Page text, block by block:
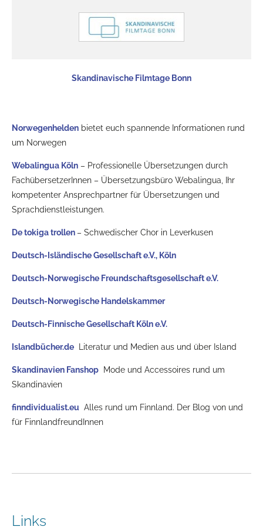
Skandinavische Filmtage Bonn
Norwegenhelden bietet euch spannende Informationen rund
um Norwegen
Webalingua Köln – Professionelle Übersetzungen durch
FachübersetzerInnen – Übersetzungsbüro Webalingua, Ihr
kompetenter Ansprechpartner für Übersetzungen und
Sprachdienstleistungen.
De tokiga trollen – Schwedischer Chor in Leverkusen
Deutsch-Isländische Gesellschaft e.V., Köln
Deutsch-Norwegische Freundschaftsgesellschaft e.V.
Deutsch-Norwegische Handelskammer
Deutsch-Finnische Gesellschaft Köln e.V.
Islandbücher.de Literatur und Medien aus und über Island
Skandinavien Fanshop Mode und Accessoires rund um
Skandinavien
finndividualist.eu Alles rund um Finnland. Der Blog von und
für FinnlandfreundInnen
Links